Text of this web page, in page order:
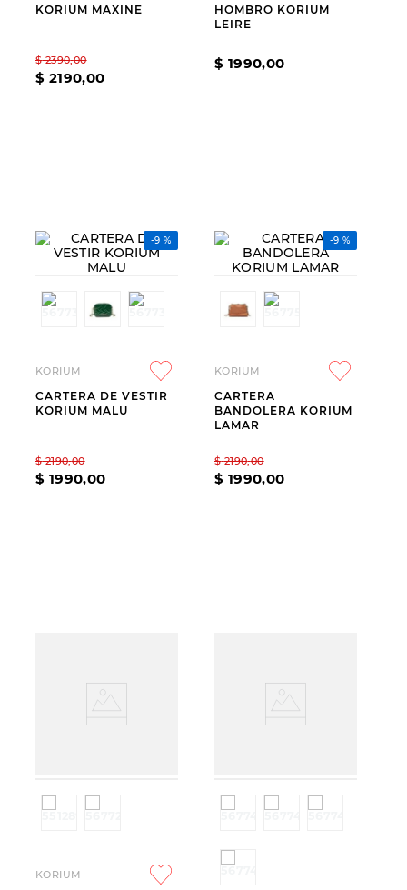
9.
slip-ins
KORIUM MAXINE
$ 2390,00
$ 2190,00
HOMBRO KORIUM
LEIRE
$ 1990,00
-9 %
KORIUM
CARTERA DE VESTIR
KORIUM MALU
$ 2190,00
$ 1990,00
-9 %
KORIUM
CARTERA
BANDOLERA KORIUM
LAMAR
$ 2190,00
$ 1990,00
KORIUM